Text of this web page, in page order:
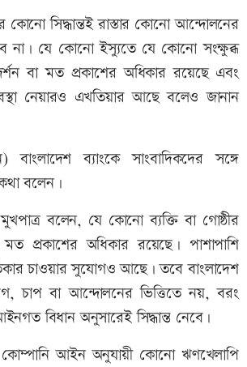
কোনো সিদ্ধান্তই রাস্তার কোনো আন্দোলনের
না। যে কোনো ইস্যুতে যে কোনো সংক্ষুব্ধ
বা মত প্রকাশের অধিকার রয়েছে এবং
নেয়ারও এখতিয়ার আছে বলেও জানান
ব্যাংকে সাংবাদিকদের সঙ্গে
বলেন।
মুখপাত্র বলেন, যে কোনো ব্যক্তি বা গোষ্ঠীর
প্রকাশের অধিকার রয়েছে। পাশাপাশি
চাওয়ার সুযোগও আছে। তবে বাংলাদেশ
চাপ বা আন্দোলনের ভিত্তিতে নয়, বরং
আইনগত বিধান অনুসারেই সিদ্ধান্ত নেবে।
কোম্পানি আইন অনুযায়ী কোনো ঋণখেলাপি